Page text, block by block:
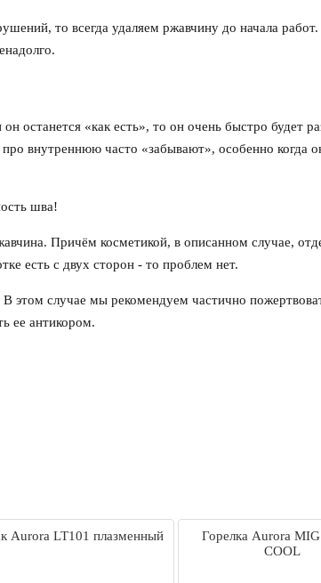
то всегда удаляем ржавчину до начала
останется «как есть», то он очень быстро будет
про внутреннюю часто «забывают», особенно когда
шва!
Причём косметикой, в описанном случае,
есть с двух сторон - то проблем нет.
этом случае мы рекомендуем частично
ее антикором.
Aurora LT101 плазменный
Горелка Aurora
COOL